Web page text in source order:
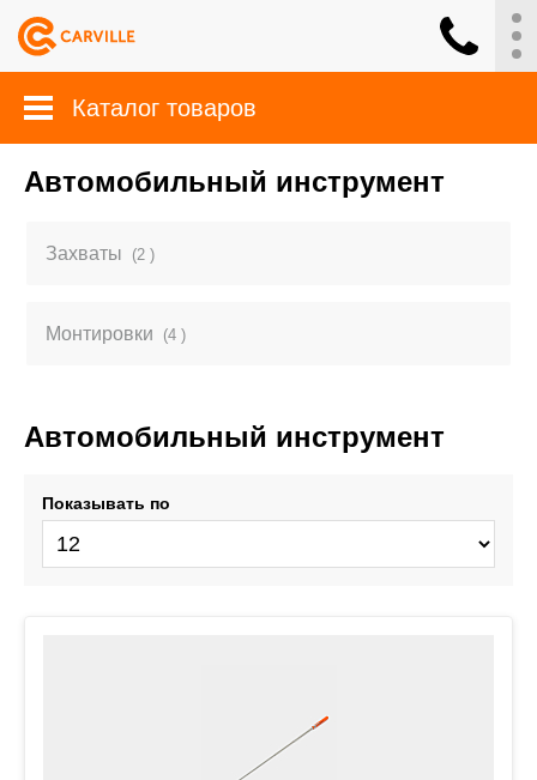
Каталог товаров
Автомобильный инструмент
Захваты (2 )
Монтировки (4 )
Автомобильный инструмент
Показывать по